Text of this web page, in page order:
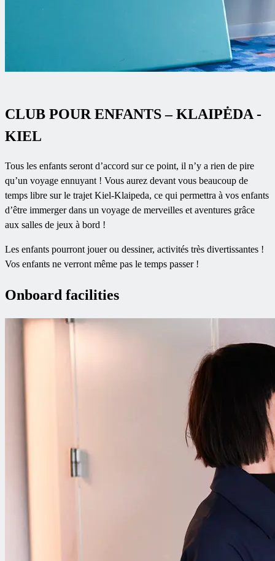
CLUB POUR ENFANTS – KLAIPĖDA -
KIEL
Tous les enfants seront d’accord sur ce point, il n’y a rien de pire
qu’un voyage ennuyant ! Vous aurez devant vous beaucoup de
temps libre sur le trajet Kiel-Klaipeda, ce qui permettra à vos enfants
d’être immerger dans un voyage de merveilles et aventures grâce
aux salles de jeux à bord !
Les enfants pourront jouer ou dessiner, activités très divertissantes !
Vos enfants ne verront même pas le temps passer !
Onboard facilities